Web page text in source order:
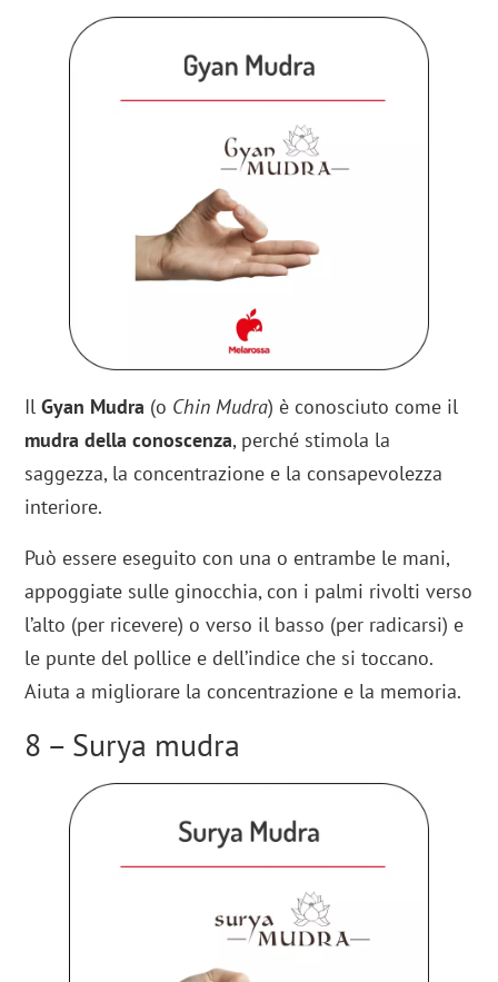
IlGyan Mudra (o Chin Mudra) è conosciuto come il
mudra della conoscenza, perché stimola la
saggezza, la concentrazione e la consapevolezza
interiore.
Può essere eseguito con una o entrambe le mani,
appoggiate sulle ginocchia, con i palmi rivolti verso
l’alto (per ricevere) o verso il basso (per radicarsi) e
le punte del pollice e dell’indice che si toccano.
Aiuta a migliorare la concentrazione e la memoria.
8 – Surya mudra